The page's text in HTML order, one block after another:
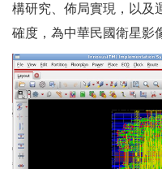
構研究、佈局實現，以及
確度，為中華民國衛星影